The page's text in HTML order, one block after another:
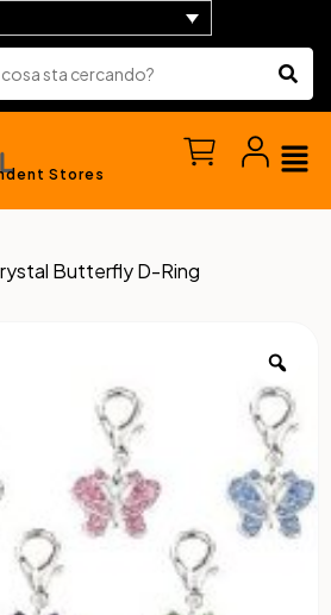
Stores
Butterfly D-Ring